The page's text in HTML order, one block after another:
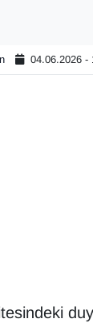
04.06.2026 -